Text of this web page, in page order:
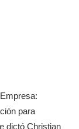
para
dictó Christian